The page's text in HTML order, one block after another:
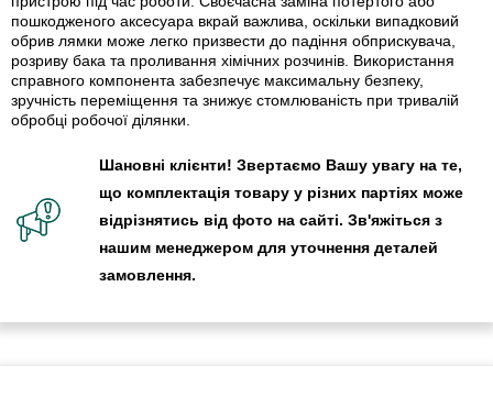
пошкодженого аксесуара вкрай важлива, оскільки випадковий
обрив лямки може легко призвести до падіння обприскувача,
розриву бака та проливання хімічних розчинів. Використання
справного компонента забезпечує максимальну безпеку,
зручність переміщення та знижує стомлюваність при тривалій
обробці робочої ділянки.
Шановні клієнти! Звертаємо Вашу увагу на те,
що комплектація товару у різних партіях може
відрізнятись від фото на сайті. Зв'яжіться з
нашим менеджером для уточнення деталей
замовлення.